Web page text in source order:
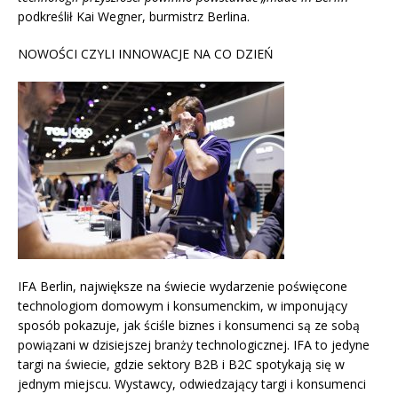
podkreślił Kai Wegner, burmistrz Berlina.
NOWOŚCI CZYLI INNOWACJE NA CO DZIEŃ
IFA Berlin, największe na świecie wydarzenie poświęcone
technologiom domowym i konsumenckim, w imponujący
sposób pokazuje, jak ściśle biznes i konsumenci są ze sobą
powiązani w dzisiejszej branży technologicznej. IFA to jedyne
targi na świecie, gdzie sektory B2B i B2C spotykają się w
jednym miejscu. Wystawcy, odwiedzający targi i konsumenci